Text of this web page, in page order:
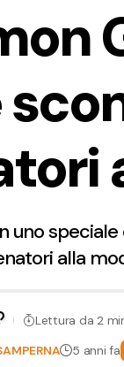
uno
alla
5 anni fa
Lettura da 2